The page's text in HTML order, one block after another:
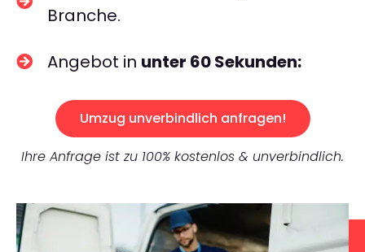
Branche.
Angebot in unter 60 Sekunden:
Umzug unverbindlich anfragen!
Ihre Anfrage ist zu 100% kostenlos & unverbindlich.